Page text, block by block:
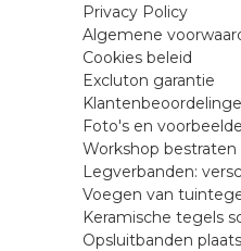
Privacy Policy
Algemene
Cookies beleid
Excluton garantie
Foto's en
Workshop bestraten
Legverbanden:
Voegen van
Keramische tegels
Opsluitbanden